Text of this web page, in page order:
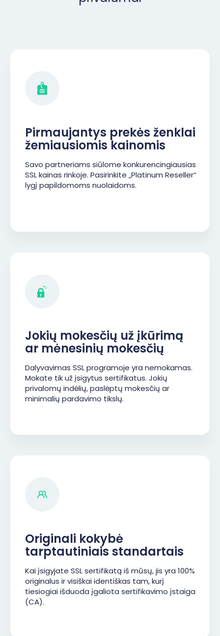
Pirmaujantys prekės ženklai
žemiausiomis kainomis
Savo partneriams siūlome konkurencingiausias
SSL kainas rinkoje. Pasirinkite „Platinum Reseller“
lygį papildomoms nuolaidoms.
Jokių mokesčių už įkūrimą
ar mėnesinių mokesčių
Dalyvavimas SSL programoje yra nemokamas.
Mokate tik už įsigytus sertifikatus. Jokių
privalomų indėlių, paslėptų mokesčių ar
minimalių pardavimo tikslų.
Originali kokybė
tarptautiniais standartais
Kai įsigyjate SSL sertifikatą iš mūsų, jis yra 100%
originalus ir visiškai identiškas tam, kurį
tiesiogiai išduoda įgaliota sertifikavimo įstaiga
(CA).